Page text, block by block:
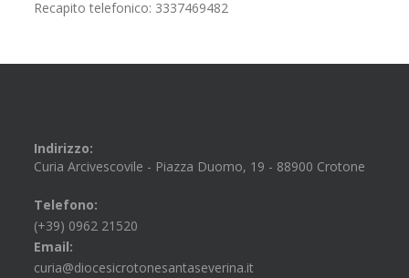
Recapito telefonico: 3337469482
Indirizzo:
Curia Arcivescovile - Piazza Duomo, 19 - 88900 Crotone
Telefono:
(+39) 0962 21520
Email:
curia@diocesicrotonesantaseverina.it